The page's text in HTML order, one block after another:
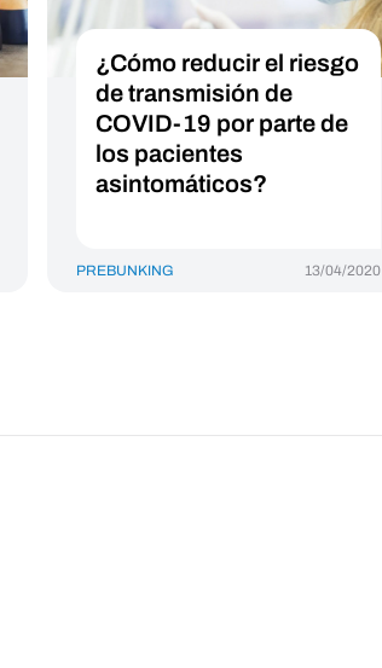
¿Cómo reducir el riesgo
de transmisión de
COVID-19 por parte de
los pacientes
asintomáticos?
PREBUNKING 13/04/2020